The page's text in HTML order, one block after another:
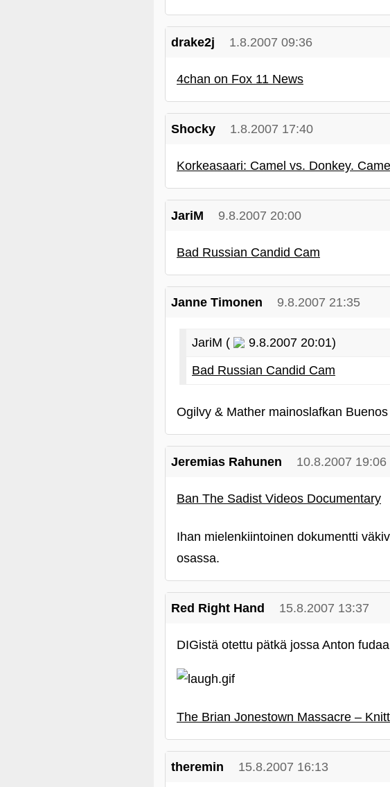
drake2j 1.8.2007 09:36
4chan on Fox 11 News
Shocky 1.8.2007 17:40
Korkeasaari: Camel vs. Donkey.
JariM 9.8.2007 20:00
Bad Russian Candid Cam
Janne Timonen 9.8.2007 21:35
JariM (
9.8.2007 20:01)
Bad Russian Candid Cam
Ogilvy & Mather mainoslafkan
Jeremias Rahunen 10.8.2007 19:06
Ban The Sadist Videos Documentary
Ihan mielenkiintoinen dokumentti
osassa.
Red Right Hand 15.8.2007 13:37
DIGistä otettu pätkä jossa Anton
The Brian Jonestown Massacre –
theremin 15.8.2007 16:13